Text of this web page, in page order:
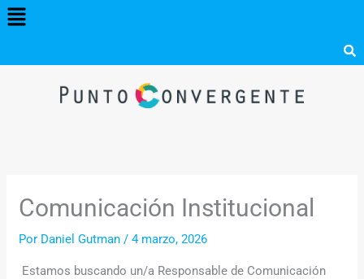
Menú
Comunicación Institucional
Por Daniel Gutman/4 marzo, 2026
Estamos buscando un/a Responsable de Comunicación